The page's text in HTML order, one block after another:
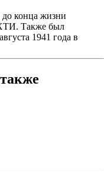
до конца жизни
Также был
1941 года в